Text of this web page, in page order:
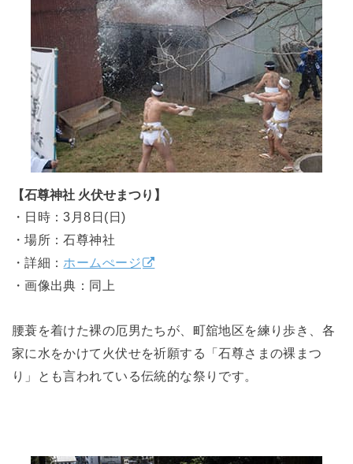
【石尊神社 火伏せまつり】
・日時：3月8日(日)
・場所：石尊神社
・詳細： ホームぺージ
・画像出典：同上
腰蓑を着けた裸の厄男たちが、町舘地区を練り歩き、各
家に水をかけて火伏せを祈願する「石尊さまの裸まつ
り」とも言われている伝統的な祭りです。